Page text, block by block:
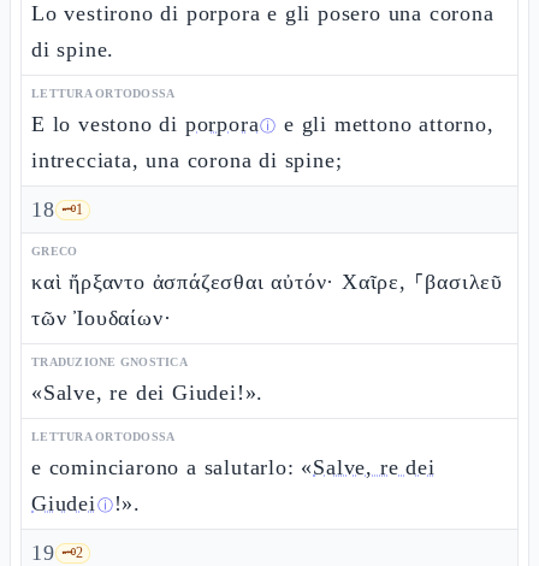
Lo vestirono di porpora e gli posero una corona
di spine.
LETTURA ORTODOSSA
E lo vestono di porporaⓘ e gli mettono attorno,
intrecciata, una corona di spine;
18 🗝️1
GRECO
καὶ ἤρξαντο ἀσπάζεσθαι αὐτόν· Χαῖρε, ⸀βασιλεῦ
τῶν Ἰουδαίων·
TRADUZIONE GNOSTICA
«Salve, re dei Giudei!».
LETTURA ORTODOSSA
e cominciarono a salutarlo: «Salve, re dei
Giudeiⓘ !».
19 🗝️2